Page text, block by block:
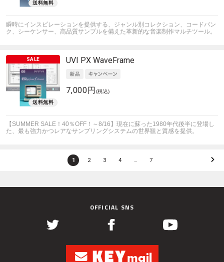
瞬時にインスピレーションを提供する、ジャンル別コレクション、コードバン
ク、シーケンサー、高品質サンプルを備えた革新的な音楽制作マルチツール。
UVI PX WaveFrame
7,000円 (税込)
【SUMMER SALE！40％OFF！～8/16】現在に蘇った1980年代後半に登場し
た、最も強力かつレアなサンプリングシステムの世界観と質感を提供。
1 2 3 4 … 7
OFFICIAL SNS